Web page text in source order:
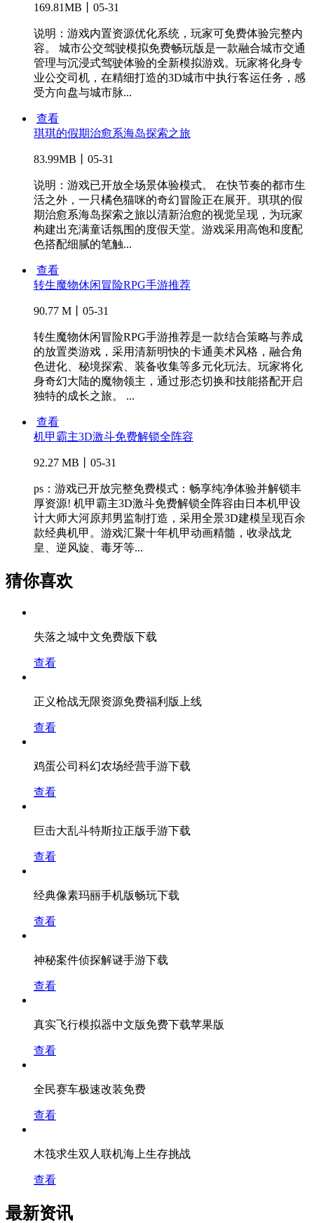
169.81MB丨05-31
说明：游戏内置资源优化系统，玩家可免费体验完整内
容。 城市公交驾驶模拟免费畅玩版是一款融合城市交通
管理与沉浸式驾驶体验的全新模拟游戏。玩家将化身专
业公交司机，在精细打造的3D城市中执行客运任务，感
受方向盘与城市脉...
查看
琪琪的假期治愈系海岛探索之旅
83.99MB丨05-31
说明：游戏已开放全场景体验模式。 在快节奏的都市生
活之外，一只橘色猫咪的奇幻冒险正在展开。琪琪的假
期治愈系海岛探索之旅以清新治愈的视觉呈现，为玩家
构建出充满童话氛围的度假天堂。游戏采用高饱和度配
色搭配细腻的笔触...
查看
转生魔物休闲冒险RPG手游推荐
90.77 M丨05-31
转生魔物休闲冒险RPG手游推荐是一款结合策略与养成
的放置类游戏，采用清新明快的卡通美术风格，融合角
色进化、秘境探索、装备收集等多元化玩法。玩家将化
身奇幻大陆的魔物领主，通过形态切换和技能搭配开启
独特的成长之旅。 ...
查看
机甲霸主3D激斗免费解锁全阵容
92.27 MB丨05-31
ps：游戏已开放完整免费模式：畅享纯净体验并解锁丰
厚资源! 机甲霸主3D激斗免费解锁全阵容由日本机甲设
计大师大河原邦男监制打造，采用全景3D建模呈现百余
款经典机甲。游戏汇聚十年机甲动画精髓，收录战龙
皇、逆风旋、毒牙等...
猜你喜欢
失落之城中文免费版下载
查看
正义枪战无限资源免费福利版上线
查看
鸡蛋公司科幻农场经营手游下载
查看
巨击大乱斗特斯拉正版手游下载
查看
经典像素玛丽手机版畅玩下载
查看
神秘案件侦探解谜手游下载
查看
真实飞行模拟器中文版免费下载苹果版
查看
全民赛车极速改装免费
查看
木筏求生双人联机海上生存挑战
查看
最新资讯